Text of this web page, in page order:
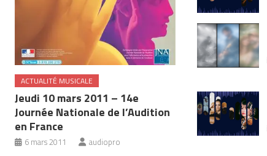
ACTUALITÉ MUSICALE
Jeudi 10 mars 2011 – 14e
Journée Nationale de l’Audition
en France
6 mars 2011 audiopro